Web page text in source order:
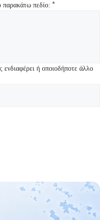
παρακάτω πεδίο: *
ή οποιοδήποτε άλλο